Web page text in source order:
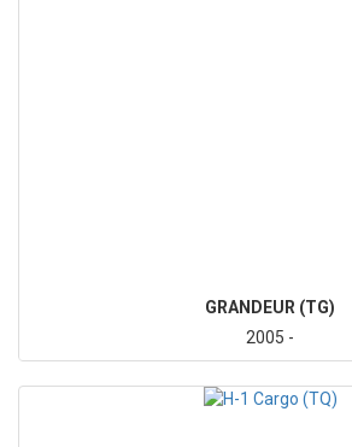
GRANDEUR (TG)
2005 -